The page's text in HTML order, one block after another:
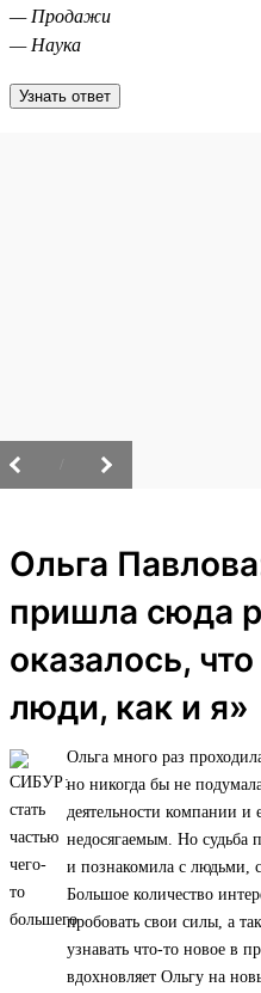
— Продажи
— Наука
Узнать ответ
Ольга
пришла сюда
оказалось,
люди, как и я»
Ольга много раз
но никогда бы не
деятельности компании и
недосягаемым. Но
и познакомила с людьми,
Большое количество
пробовать свои силы, а
узнавать что-то новое в
вдохновляет Ольгу на